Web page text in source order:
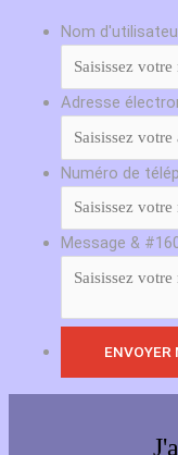
Nom
Adresse
Numéro de
Message &